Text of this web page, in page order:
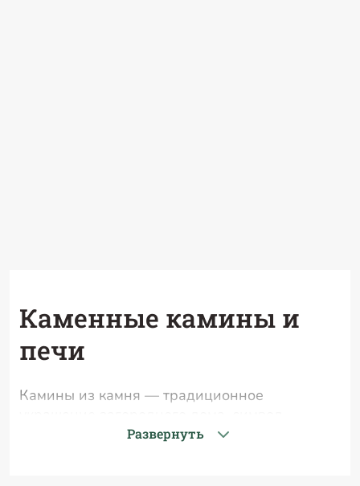
Каменные камины и
печи
Камины из камня — традиционное
семейного очага и домашнего уюта. В
Развернуть